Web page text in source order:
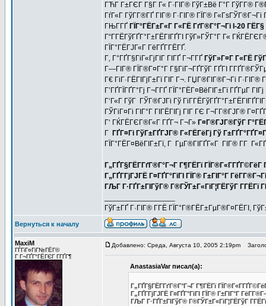
ГЋГ­ Г±ГЄГ Г§Г Г« Г·ГІГ® ГўГ±Вё Г°Г ГўГ­Г®
ГѓГ«Г ГўГ­Г®ГҐ ГІГ® Г·ГІГ® ГЇГ® Г«ГѕГЎГ®Г¬Гі
ГЊГ­ГҐ ГЇГ°ГЁГ±Г«Г Г«ГЁ ГґГ®Г°Г¬Гі I-20
Г“Г­ГЁГўГҐГ°Г±ГЁГІГҐГІ ГўГ»ГЎГ°Г Г«
ГЇГ°ГЁГЈГ«Г ГёГҐГ­ГЁГҐ.
Г‚ Г°ГҐГ§ГіГ«ГјГІГ ГІГҐ Г¬Г­ГҐ ГўГ»Г¤Г Г«ГЁ
Г—ГІГ® ГЇГ®Г¤Г°Г Г§ГіГ¬ГҐГўГ ГҐГІ
Г€ ГіГ·ГЁГІГјГ±Гї ГІГ Г¬. ГЏГ®ГІГ®Г¬Гі
Г’ГҐГЇГҐГ°Гј Г¬Г­ГҐ ГЇГ°ГЁГ¤ВёГІГ±Гї ГҐГµГ
Г‘Г«Г ГўГ ГЎГ®ГЈГі Гў
ГЎГіГ¤Гі ГІГ°Г ГІГЁГІГј ГІГ ГЄ Г¬Г­Г®ГЈГ®
Г‘ ГЌГЁГЄГ®Г«Г ГҐГ¬ Г¬Г» Г¤Г®ГЈГ®ГўГ
Г ГҐГ¤Гі ГўГ±ГҐГЈГ® Г«ГЁГёГј Гў
ГЇГ°ГЁГ¤ВёГІГ±Гї, Г ГµГ®ГІГҐГ«Г ГІГ® Г­Г
Г„ГҐГ§ГЁГ­ГґГ®Г°Г¬Г Г¶ГЁГї ГЇГ®Г«Г­ГҐГ©ГёГ
Г„ГҐГ­ГјГЈГЁ Г¤ГҐГ°ГіГІ ГЇГ® Г±ГІГ°Г
ГЉГ Г·ГҐГ±ГІГўГ® Г®ГЎГ±Г«ГіГ¦ГЁГўГ Г­ГЁГї
ГўГ±ГҐ Г·ГІГ® Г­ГЁ ГЇГ°Г®ГЁГ±ГµГ®Г¤ГЁГІ,
Вернуться к началу
MaxiM
ГЃГіГ¤ГіГ№ГЁГ©
Г Г¬ГҐГ°ГЁГЄГ Г­ГҐГ¶
Добавлено: Среда, Августа 10, 2005 2:19pm
AnastasiaVar писал(а):
Г„ГҐГ§ГЁГ­ГґГ®Г°Г¬Г Г¶ГЁГї
Г„ГҐГ­ГјГЈГЁ Г¤ГҐГ°ГіГІ ГЇГ® Г±ГІГ°Г
ГЉГ Г·ГҐГ±ГІГўГ® Г®ГЎГ±Г«ГіГ¦ГЁГўГ